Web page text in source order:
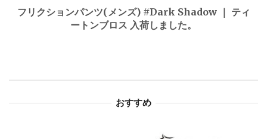
ゲフリクションパンツ(メンズ) #Dark Shadow ｜ ティ
ートンブロス 入荷しました。
おすすめ